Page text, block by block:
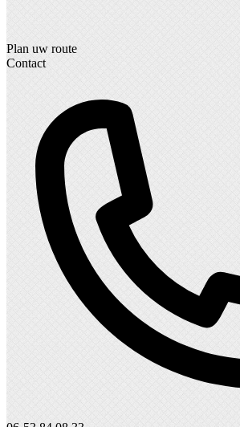
Plan uw route
Contact